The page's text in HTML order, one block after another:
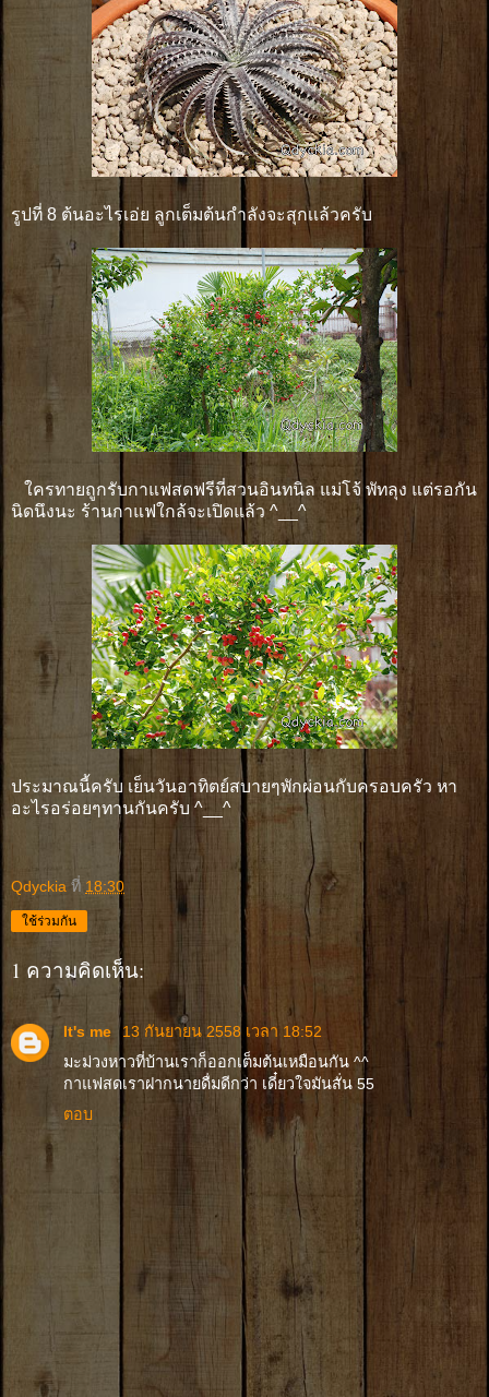
รูปที่ 8 ต้นอะไรเอ่ย ลูกเต็มต้นกำลังจะสุกเเล้วครับ
ใครทายถูกรับกาแฟสดฟรีที่สวนอินทนิล แม่โจ้ พัทลุง แต่รอกัน
นิดนึงนะ ร้านกาแฟใกล้จะเปิดแล้ว ^__^
ประมาณนี้ครับ เย็นวันอาทิตย์สบายๆพักผ่อนกับครอบครัว หา
อะไรอร่อยๆทานกันครับ ^__^
Qdyckia ที่ 18:30
ใช้ร่วมกัน
1 ความคิดเห็น:
It's me
13 กันยายน 2558 เวลา 18:52
มะม่วงหาวที่บ้านเราก็ออกเต็มต้นเหมือนกัน ^^
กาแฟสดเราฝากนายดื่มดีกว่า เดี๋ยวใจมันสั่น 55
ตอบ